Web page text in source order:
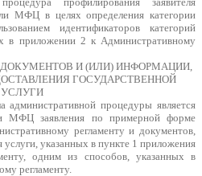
МФЦ в целях определения категории
идентификаторов категорий
в приложении 2 к Административному
ДОКУМЕНТОВ И (ИЛИ) ИНФОРМАЦИИ,
ГОСУДАРСТВЕННОЙ
УСЛУГИ
административной процедуры является
МФЦ заявления по примерной форме
регламенту и документов,
указанных в пункте 1 приложения
одним из способов, указанных в
регламенту.